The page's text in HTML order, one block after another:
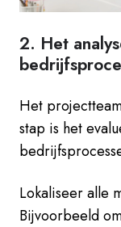
2. Het
Het
stap is het
Lokaliseer alle
Bijvoorbeeld